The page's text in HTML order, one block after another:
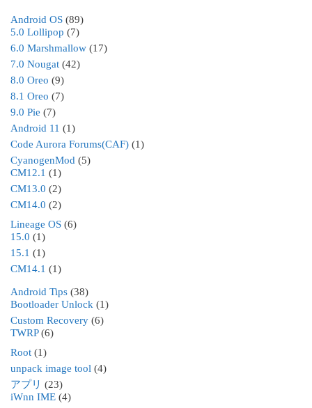
Android OS (89)
5.0 Lollipop (7)
6.0 Marshmallow (17)
7.0 Nougat (42)
8.0 Oreo (9)
8.1 Oreo (7)
9.0 Pie (7)
Android 11 (1)
Code Aurora Forums(CAF) (1)
CyanogenMod (5)
CM12.1 (1)
CM13.0 (2)
CM14.0 (2)
Lineage OS (6)
15.0 (1)
15.1 (1)
CM14.1 (1)
Android Tips (38)
Bootloader Unlock (1)
Custom Recovery (6)
TWRP(6)
Root (1)
unpack image tool (4)
アプリ (23)
iWnn IME (4)